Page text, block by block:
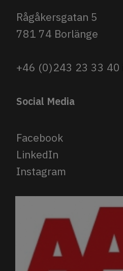
Rågåkersgatan 5
781 74 Borlänge
+46 (0)243 23 33 40
Social Media
Facebook
LinkedIn
Instagram